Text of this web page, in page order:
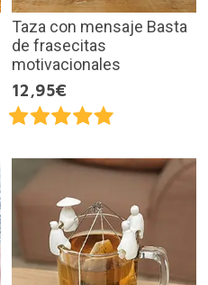
Taza con mensaje Basta
de frasecitas
motivacionales
12,95€